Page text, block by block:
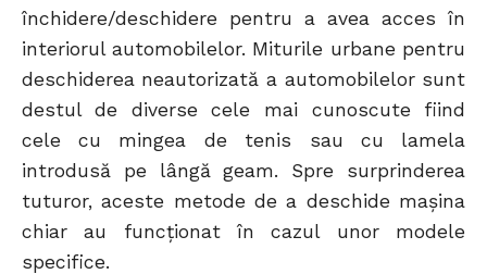
închidere/deschidere pentru a avea acces în
interiorul automobilelor. Miturile urbane pentru
deschiderea neautorizată a automobilelor sunt
destul de diverse cele mai cunoscute fiind
cele cu mingea de tenis sau cu lamela
introdusă pe lângă geam. Spre surprinderea
tuturor, aceste metode de a deschide mașina
chiar au funcționat în cazul unor modele
specifice.